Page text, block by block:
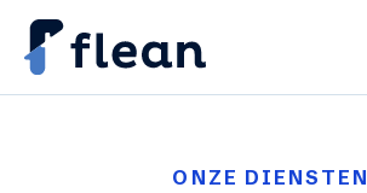
ONZE DIENSTEN